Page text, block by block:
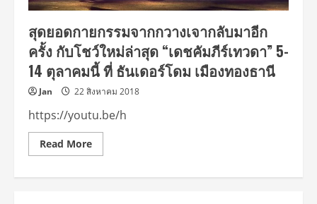
สุดยอดกายกรรมจากกวางเจากลับมาอีก
ครั้ง กับโชว์ใหม่ล่าสุด “เดชคัมภีร์เทวดา” 5-
14 ตุลาคมนี้ ที่ ธันเดอร์โดม เมืองทองธานี
Jan 22 สิงหาคม 2018
https://youtu.be/h
Read MoreRead
more